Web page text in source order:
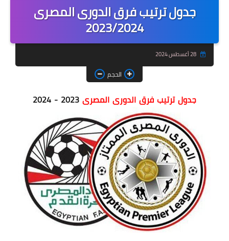
جدول ترتيب فرق الدورى المصرى
2023/2024
28 أغسطس 2024
الحجم
جدول ترتيب فرق الدورى المصرى